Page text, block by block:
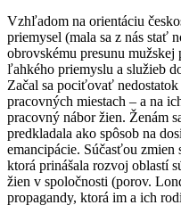
Vzhľadom na orientáciu
priemysel (mala sa z nás stať
obrovskému presunu
ľahkého priemyslu a služieb
Začal sa pociťovať
pracovných miestach – a na
pracovný nábor žien. Ženám
predkladala ako spôsob na
emancipácie. Súčasťou zmien
ktorá prinášala rozvoj oblastí
žien v spoločnosti (porov.
propagandy, ktorá im a ich